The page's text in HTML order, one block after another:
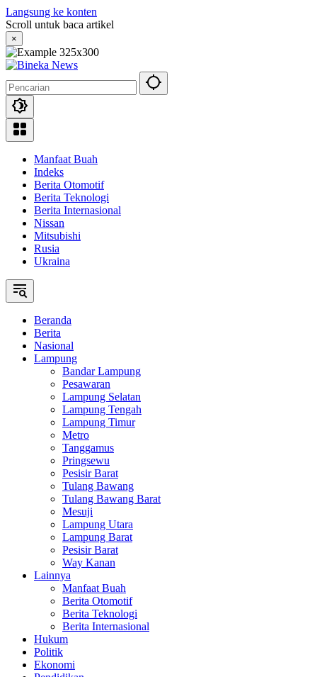
Langsung ke konten
Scroll untuk baca artikel
×
Manfaat Buah
Indeks
Berita Otomotif
Berita Teknologi
Berita Internasional
Nissan
Mitsubishi
Rusia
Ukraina
Beranda
Berita
Nasional
Lampung
Bandar Lampung
Pesawaran
Lampung Selatan
Lampung Tengah
Lampung Timur
Metro
Tanggamus
Pringsewu
Pesisir Barat
Tulang Bawang
Tulang Bawang Barat
Mesuji
Lampung Utara
Lampung Barat
Pesisir Barat
Way Kanan
Lainnya
Manfaat Buah
Berita Otomotif
Berita Teknologi
Berita Internasional
Hukum
Politik
Ekonomi